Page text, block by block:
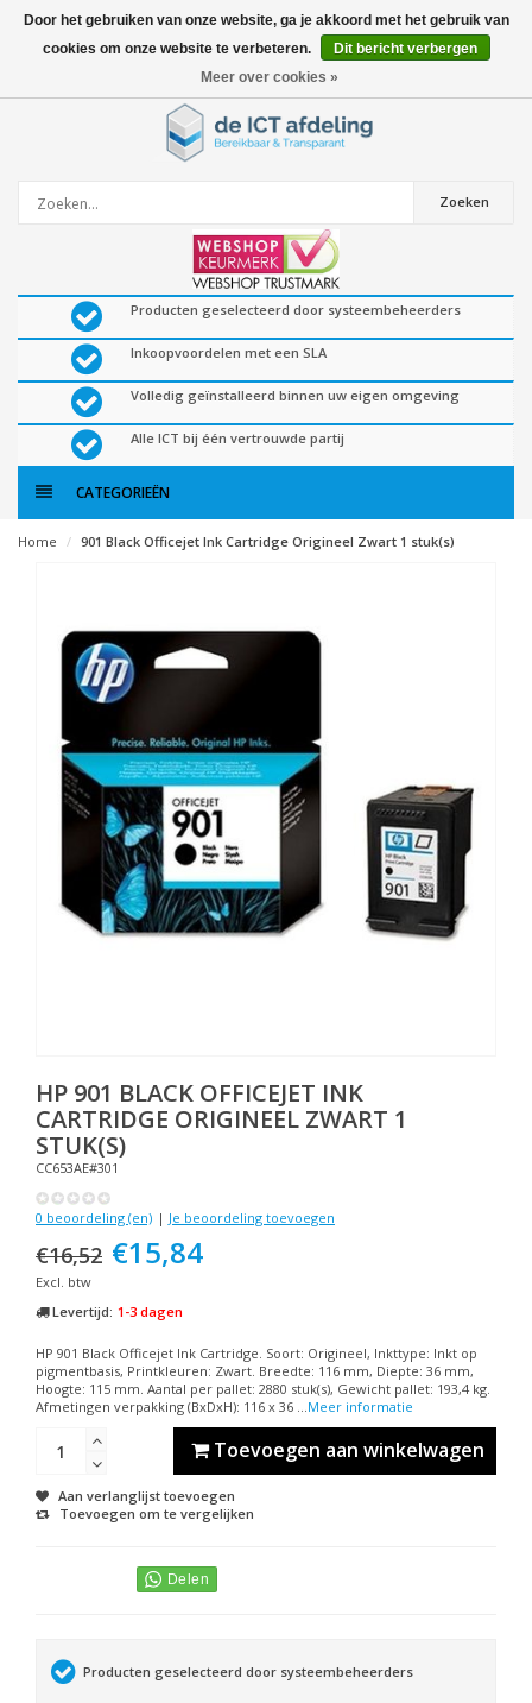
0artikelen
Zoeken
Producten geselecteerd door systeembeheerders
Inkoopvoordelen met een SLA
Volledig geïnstalleerd binnen uw eigen omgeving
Alle ICT bij één vertrouwde partij
CATEGORIEËN
Home 901 Black Officejet Ink Cartridge Origineel Zwart 1 stuk(s)
HP 901 BLACK OFFICEJET INK
CARTRIDGE ORIGINEEL ZWART 1
STUK(S)
CC653AE#301
0 beoordeling (en) | Je beoordeling toevoegen
€16,52 €15,84
Excl. btw
Levertijd: 1-3 dagen
HP 901 Black Officejet Ink Cartridge. Soort: Origineel, Inkttype: Inkt op
pigmentbasis, Printkleuren: Zwart. Breedte: 116 mm, Diepte: 36 mm,
Hoogte: 115 mm. Aantal per pallet: 2880 stuk(s), Gewicht pallet: 193,4 kg.
Afmetingen verpakking (BxDxH): 116 x 36 ...Meer informatie
Toevoegen aan winkelwagen
Aan verlanglijst toevoegen
Toevoegen om te vergelijken
Producten geselecteerd door systeembeheerders
Door het gebruiken van onze website, ga je akkoord met het gebruik van
cookies om onze website te verbeteren.
Dit bericht verbergen
Meer over cookies »